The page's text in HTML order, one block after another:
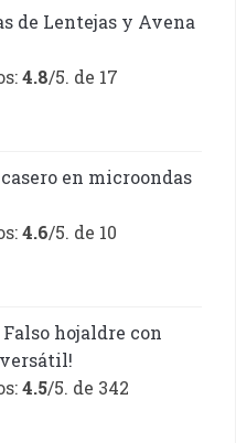
de Lentejas y Avena
4.8/5. de 17
en microondas
4.6/5. de 10
hojaldre con
4.5/5. de 342